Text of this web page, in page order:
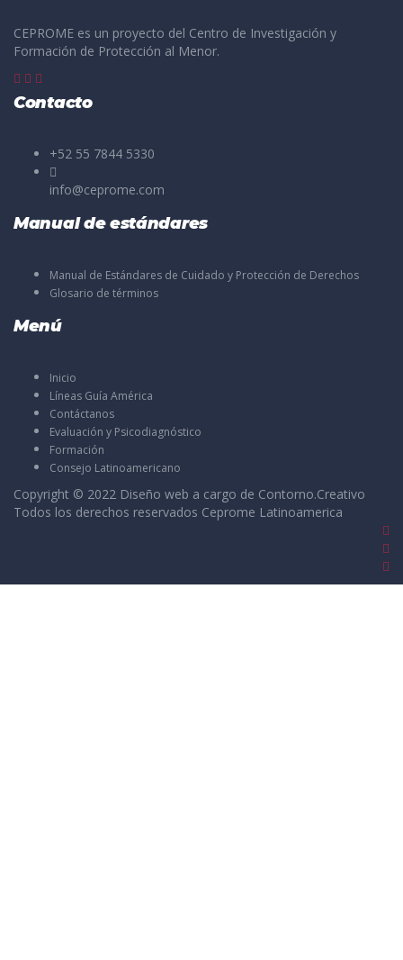
CEPROME es un proyecto del Centro de Investigación y
Formación de Protección al Menor.
Contacto
+52 55 7844 5330
info@ceprome.com
Manual de estándares
Manual de Estándares de Cuidado y Protección de Derechos
Glosario de términos
Menú
Inicio
Líneas Guía América
Contáctanos
Evaluación y Psicodiagnóstico
Formación
Consejo Latinoamericano
Copyright © 2022 Diseño web a cargo de Contorno.Creativo
Todos los derechos reservados Ceprome Latinoamerica